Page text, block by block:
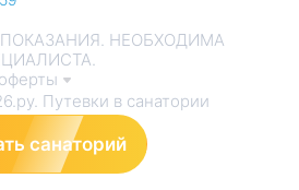
НЕОБХОДИМА
Путевки в санатории
санаторий